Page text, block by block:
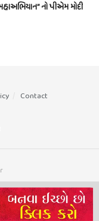
મહાઅભિયાન” નો પીએમ મોદી
Contact